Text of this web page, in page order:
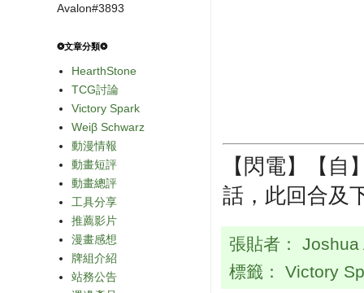
【閃電】【
話，此回合及
張貼者：
標籤： Victory
Avalon#3893
❂文章分類❂
HearthStone
TCG討論
Victory Spark
Weiβ Schwarz
動漫情報
動畫短評
動畫總評
工具分享
推薦影片
漫畫感想
牌組介紹
站務公告